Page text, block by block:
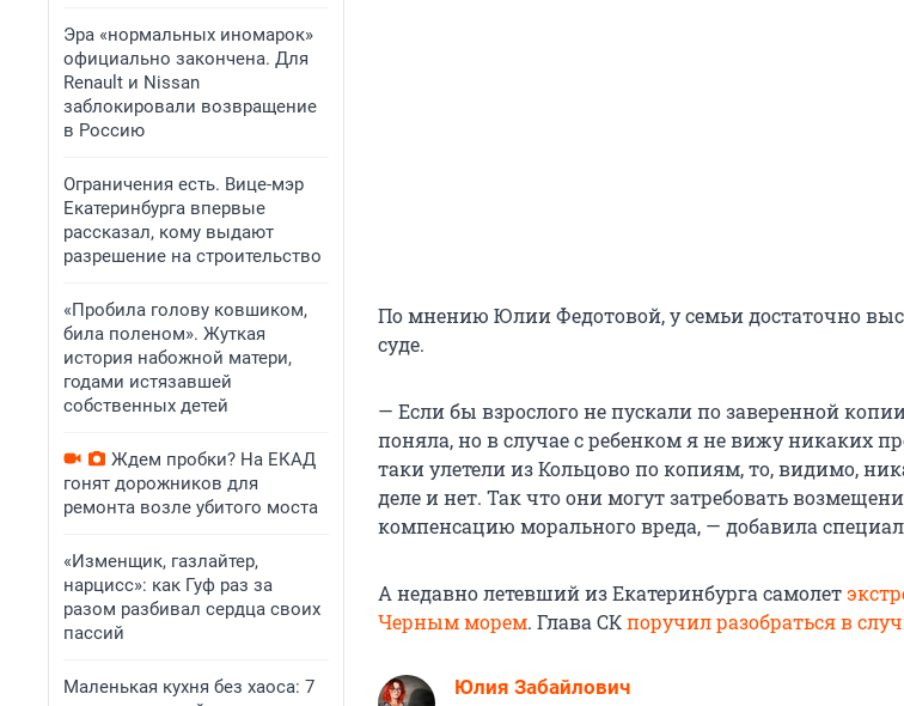
Эра «нормальных иномарок»
официально закончена. Для
Renault и Nissan
заблокировали возвращение
в Россию
Ограничения есть. Вице-мэр
Екатеринбурга впервые
рассказал, кому выдают
разрешение на строительство
«Пробила голову ковшиком,
била поленом». Жуткая
история набожной матери,
годами истязавшей
собственных детей
Ждем пробки? На ЕКАД
гонят дорожников для
ремонта возле убитого моста
«Изменщик, газлайтер,
нарцисс»: как Гуф раз за
разом разбивал сердца своих
пассий
Маленькая кухня без хаоса: 7
По мнению Юлии Федотовой, у семьи достаточно
суде.
— Если бы взрослого не пускали по заверенной
поняла, но в случае с ребенком я не вижу никаких
таки улетели из Кольцово по копиям, то, видимо,
деле и нет. Так что они могут затребовать
компенсацию морального вреда, — добавила
А недавно летевший из Екатеринбурга самолет
Черным морем. Глава СКпоручил разобраться в
Юлия Забайлович